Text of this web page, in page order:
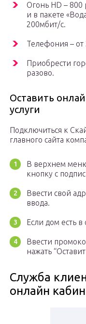
Огонь HD – 800
и в пакете
200мбит/с.
Телефония – от
Приобрести
разово.
Оставить
услуги
Подключиться к
главного сайта
В верхнем
кнопку с
Ввести свой
ввода.
Если дом есть
Ввести
нажать
Служба
онлайн